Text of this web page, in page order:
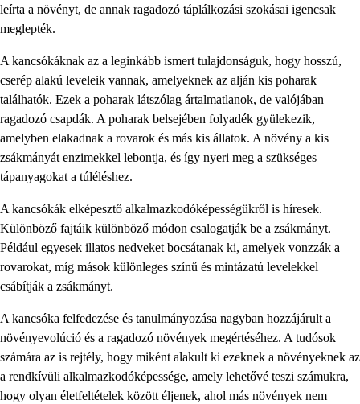
leírta a növényt, de annak ragadozó táplálkozási szokásai igencsak
meglepték.
A kancsókáknak az a leginkább ismert tulajdonságuk, hogy hosszú,
cserép alakú leveleik vannak, amelyeknek az alján kis poharak
találhatók. Ezek a poharak látszólag ártalmatlanok, de valójában
ragadozó csapdák. A poharak belsejében folyadék gyülekezik,
amelyben elakadnak a rovarok és más kis állatok. A növény a kis
zsákmányát enzimekkel lebontja, és így nyeri meg a szükséges
tápanyagokat a túléléshez.
A kancsókák elképesztő alkalmazkodóképességükről is híresek.
Különböző fajtáik különböző módon csalogatják be a zsákmányt.
Például egyesek illatos nedveket bocsátanak ki, amelyek vonzzák a
rovarokat, míg mások különleges színű és mintázatú levelekkel
csábítják a zsákmányt.
A kancsóka felfedezése és tanulmányozása nagyban hozzájárult a
növényevolúció és a ragadozó növények megértéséhez. A tudósok
számára az is rejtély, hogy miként alakult ki ezeknek a növényeknek az
a rendkívüli alkalmazkodóképessége, amely lehetővé teszi számukra,
hogy olyan életfeltételek között éljenek, ahol más növények nem